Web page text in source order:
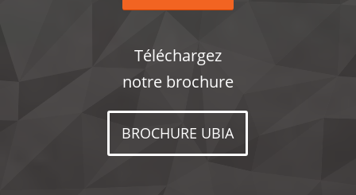
Téléchargez
notre brochure
BROCHURE UBIA